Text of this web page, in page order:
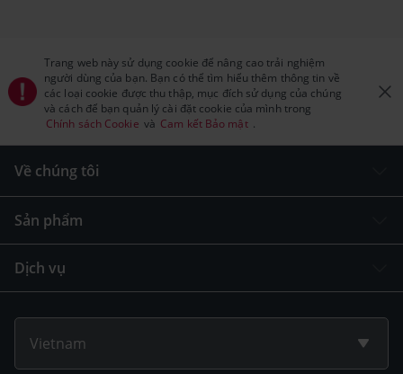
Trang web này sử dụng cookie để nâng cao trải nghiệm
người dùng của bạn. Bạn có thể tìm hiểu thêm thông tin về
các loại cookie được thu thập, mục đích sử dụng của chúng
và cách để bạn quản lý cài đặt cookie của mình trong
Chính sách Cookie và Cam kết Bảo mật .
Về chúng tôi
Sản phẩm
Dịch vụ
Vietnam